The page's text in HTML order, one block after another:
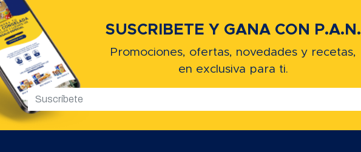
SUSCRIBETE Y GANA CON P.A.N.
Promociones, ofertas, novedades y recetas,
en exclusiva para ti.